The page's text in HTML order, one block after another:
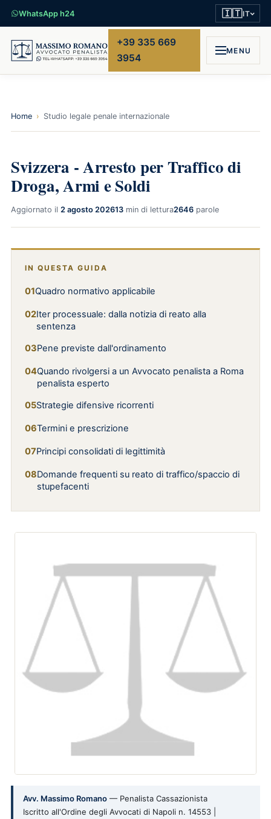
WhatsApp h24 🇮🇹IT
+39 335 669
3954
MENU
Home › Studio legale penale internazionale
Svizzera - Arresto per Traffico di
Droga, Armi e Soldi
Aggiornato il 2 agosto 202613 min di lettura2646 parole
IN QUESTA GUIDA
Quadro normativo applicabile
Iter processuale: dalla notizia di reato alla
sentenza
Pene previste dall'ordinamento
Quando rivolgersi a un Avvocato penalista a Roma
penalista esperto
Strategie difensive ricorrenti
Termini e prescrizione
Principi consolidati di legittimità
Domande frequenti su reato di traffico/spaccio di
stupefacenti
Avv. Massimo Romano — Penalista Cassazionista
Iscritto all'Ordine degli Avvocati di Napoli n. 14553 |